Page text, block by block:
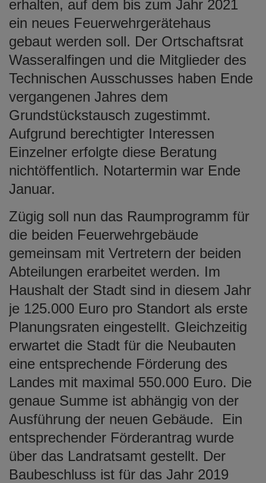
erhalten, auf dem bis zum Jahr 2021
ein neues Feuerwehrgerätehaus
gebaut werden soll. Der Ortschaftsrat
Wasseralfingen und die Mitglieder des
Technischen Ausschusses haben Ende
vergangenen Jahres dem
Grundstückstausch zugestimmt.
Aufgrund berechtigter Interessen
Einzelner erfolgte diese Beratung
nichtöffentlich. Notartermin war Ende
Januar.
Zügig soll nun das Raumprogramm für
die beiden Feuerwehrgebäude
gemeinsam mit Vertretern der beiden
Abteilungen erarbeitet werden. Im
Haushalt der Stadt sind in diesem Jahr
je 125.000 Euro pro Standort als erste
Planungsraten eingestellt. Gleichzeitig
erwartet die Stadt für die Neubauten
eine entsprechende Förderung des
Landes mit maximal 550.000 Euro. Die
genaue Summe ist abhängig von der
Ausführung der neuen Gebäude. Ein
entsprechender Förderantrag wurde
über das Landratsamt gestellt. Der
Baubeschluss ist für das Jahr 2019